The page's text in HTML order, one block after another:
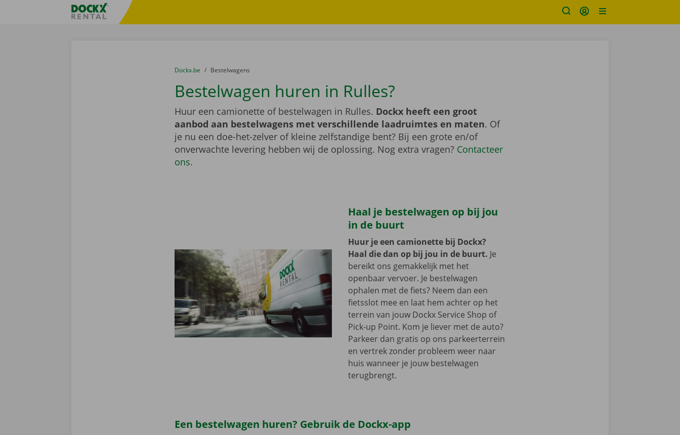
Taalselectie overslaanFratello DEMO
U bevindt zich hier:
van
Dockx.be naar
Bestelwagens
Bestelwagen huren in Rulles?
Huur een camionette of bestelwagen in Rulles. Dockx heeft een groot
aanbod aan bestelwagens met verschillende laadruimtes en maten. Of
je nu een doe-het-zelver of kleine zelfstandige bent? Bij een grote en/of
onverwachte levering hebben wij de oplossing. Nog extra vragen? Contacteer
ons.
Haal je bestelwagen op bij jou
in de buurt
Huur je een camionette bij Dockx?
Haal die dan op bij jou in de buurt. Je
bereikt ons gemakkelijk met het
openbaar vervoer. Je bestelwagen
ophalen met de fiets? Neem dan een
fietsslot mee en laat hem achter op het
terrein van jouw Dockx Service Shop of
Pick-up Point. Kom je liever met de auto?
Parkeer dan gratis op ons parkeerterrein
en vertrek zonder probleem weer naar
huis wanneer je jouw bestelwagen
terugbrengt.
Een bestelwagen huren? Gebruik de Dockx-app